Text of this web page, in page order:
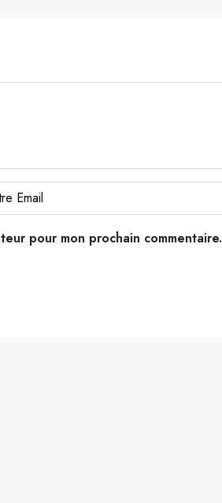
pour mon prochain commentaire.